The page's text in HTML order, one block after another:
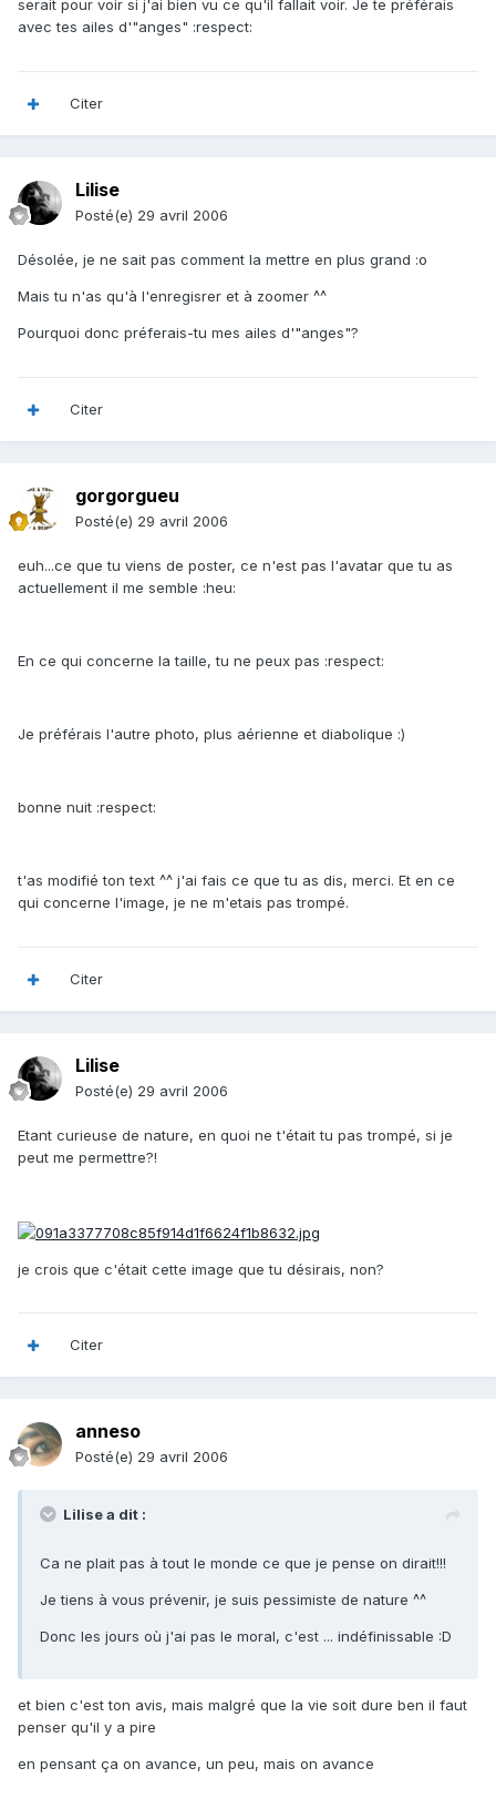
serait pour voir si j'ai bien vu ce qu'il fallait voir. Je te préférais
avec tes ailes d'"anges" :respect:
Citer
Lilise
Posté(e) 29 avril 2006
Désolée, je ne sait pas comment la mettre en plus grand :o
Mais tu n'as qu'à l'enregisrer et à zoomer ^^
Pourquoi donc préferais-tu mes ailes d'"anges"?
Citer
gorgorgueu
Posté(e) 29 avril 2006
euh...ce que tu viens de poster, ce n'est pas l'avatar que tu as
actuellement il me semble :heu:
En ce qui concerne la taille, tu ne peux pas :respect:
Je préférais l'autre photo, plus aérienne et diabolique :)
bonne nuit :respect:
t'as modifié ton text ^^ j'ai fais ce que tu as dis, merci. Et en ce
qui concerne l'image, je ne m'etais pas trompé.
Citer
Lilise
Posté(e) 29 avril 2006
Etant curieuse de nature, en quoi ne t'était tu pas trompé, si je
peut me permettre?!
je crois que c'était cette image que tu désirais, non?
Citer
anneso
Posté(e) 29 avril 2006
Lilise a dit :
Ca ne plait pas à tout le monde ce que je pense on dirait!!!
Je tiens à vous prévenir, je suis pessimiste de nature ^^
Donc les jours où j'ai pas le moral, c'est ... indéfinissable :D
et bien c'est ton avis, mais malgré que la vie soit dure ben il faut
penser qu'il y a pire
en pensant ça on avance, un peu, mais on avance